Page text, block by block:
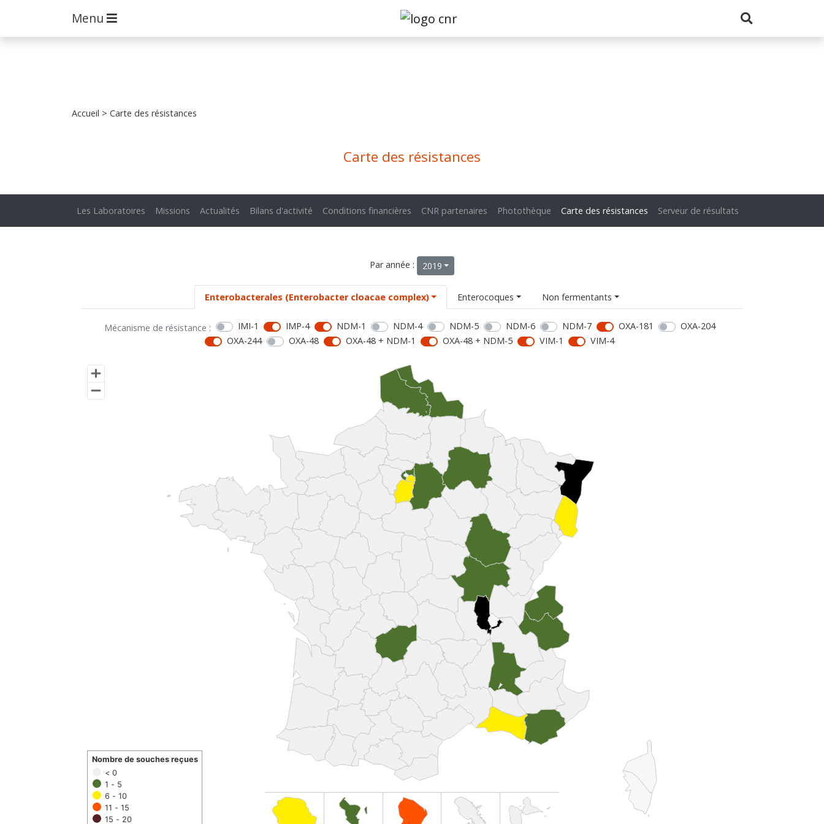
Menu
Accueil > Carte des résistances
Carte des résistances
Les Laboratoires Missions Actualités Bilans d'activité Conditions financières CNR partenaires Photothèque Carte des résistances Serveur de résultats
Par année : 2019
Enterobacterales (Enterobacter cloacae complex) Enterocoques Non fermentants
Mécanisme de résistance : IMI-1 IMP-4 NDM-1 NDM-4 NDM-5 NDM-6 NDM-7 OXA-181
OXA-204
OXA-244
OXA-48 OXA-48 + NDM-1 OXA-48 + NDM-5 VIM-1 VIM-4
< 0
1 - 5
6 - 10
11 - 15
15 - 20
Nombre de souches reçues